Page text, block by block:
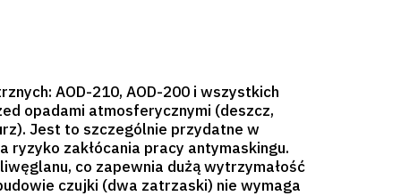
AOD-210, AOD-200 i wszystkich
opadami atmosferycznymi (deszcz,
Jest to szczególnie przydatne w
ryzyko zakłócania pracy antymaskingu.
co zapewnia dużą wytrzymałość
czujki (dwa zatrzaski) nie wymaga